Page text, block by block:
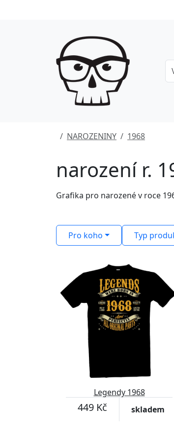
NAROZENINY 1968
narození r.
Grafika pro narozené v roce
Pro koho Typ
Legendy 1968
449 Kč skladem